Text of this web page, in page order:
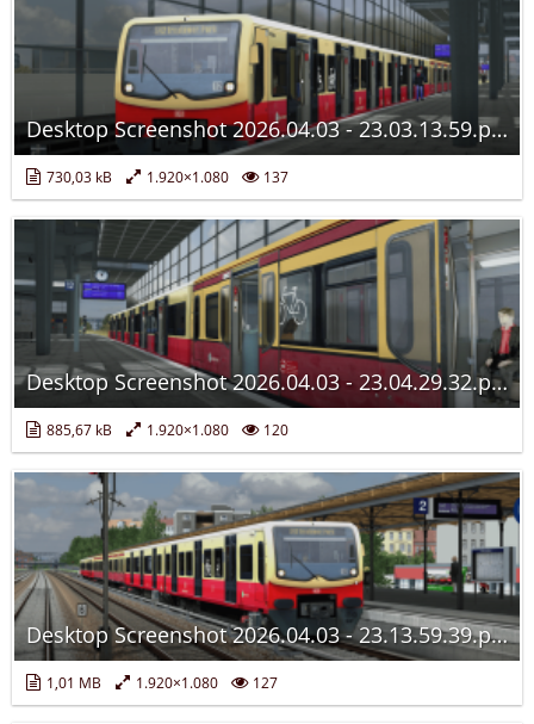
Desktop Screenshot 2026.04.03 - 23.03.13.59.png
730,03 kB 1.920×1.080 137
Desktop Screenshot 2026.04.03 - 23.04.29.32.png
885,67 kB 1.920×1.080 120
Desktop Screenshot 2026.04.03 - 23.13.59.39.png
1,01 MB 1.920×1.080 127